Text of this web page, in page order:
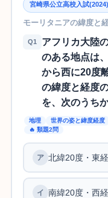
宮崎県公立高校入試
モーリタニアの緯度と
Q1
アフリカ大陸
のある地点は
から西に20度
の緯度と経度
を、次のうち
地理 世界の姿と緯度経度
🔥 類題2問
北緯20度・東
南緯20度・西